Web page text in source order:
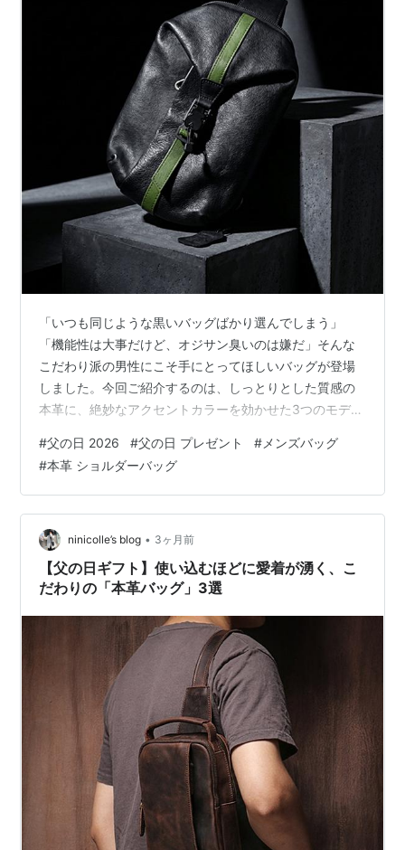
「いつも同じような黒いバッグばかり選んでしまう」
「機能性は大事だけど、オジサン臭いのは嫌だ」そんな
こだわり派の男性にこそ手にとってほしいバッグが登場
しました。今回ご紹介するのは、しっとりとした質感の
本革に、絶妙なアクセントカラーを効かせた3つのモデ
に迫ります。 1. 都会的なフォルムが目を引く「ボディバ
ッグ メンズ 革 ワン ショルダー バッグ メンズ 革」。 ま
ず目を引くのが、立体的なカッティングが美しいこのモ
デル。 ・唯一無二のシルエット： 荷物を入れても崩れに
くい、計算されたフォルム。・素材のコントラスト： シ
ボ感のあるタフなレザーと、中…
#父の日 2026 #父の日 プレゼント # メンズバッグ
#本革 ショルダーバッグ
ninicolle’s blog • 3ヶ月前
【父の日ギフト】使い込むほどに愛着が湧く、こ
だわりの「本革バッグ」3選